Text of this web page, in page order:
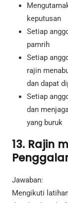
keputusan
Setiap
pamrih
Setiap
rajin
dan dapat
Setiap
dan
yang buruk
13. Rajin
Jawaban:
Mengikuti